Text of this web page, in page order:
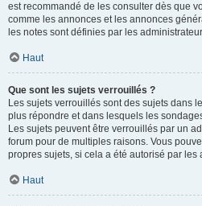
est recommandé de les consulter dès que
comme les annonces et les annonces
les notes sont définies par les
Haut
Que sont les sujets verrouillés ?
Les sujets verrouillés sont des sujets dans
plus répondre et dans lesquels les
Les sujets peuvent être verrouillés par un
forum pour de multiples raisons. Vous
propres sujets, si cela a été autorisé par les
Haut